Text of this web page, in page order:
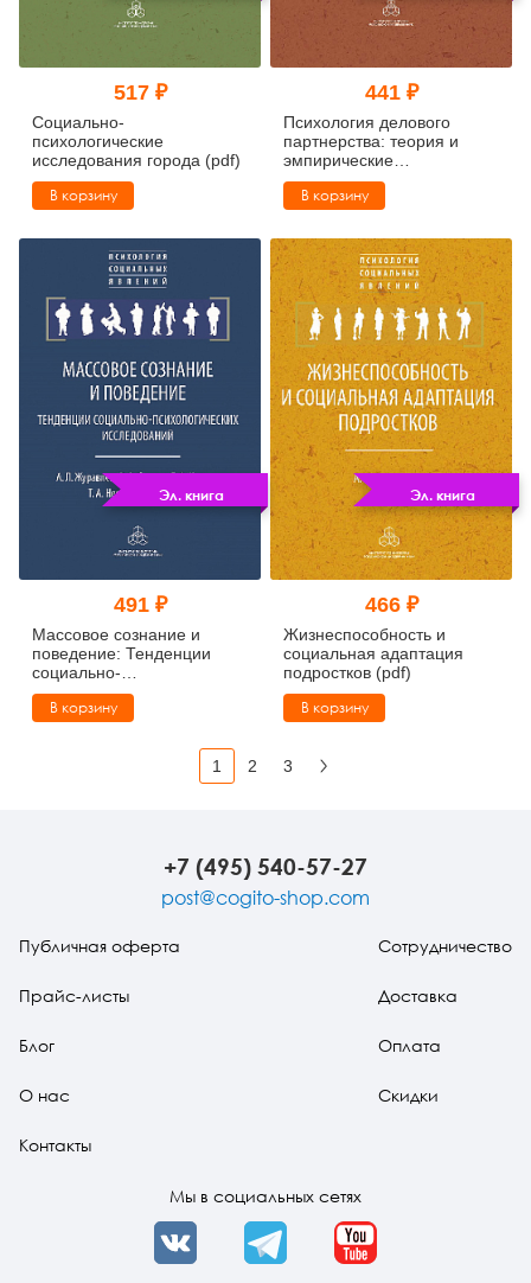
517 ₽
Социально-
психологические
исследования города (pdf)
В корзину
441 ₽
Психология делового
партнерства: теория и
эмпирические
исследования (pdf)
В корзину
Эл. книга
491 ₽
Массовое сознание и
поведение: Тенденции
социально-
психологических
исследований (pdf)
В корзину
Эл. книга
466 ₽
Жизнеспособность и
социальная адаптация
подростков (pdf)
В корзину
1 2 3
+7 (495) 540-57-27
post@cogito-shop.com
Публичная оферта
Прайс-листы
Блог
О нас
Контакты
Сотрудничество
Доставка
Оплата
Скидки
Мы в социальных сетях
VK Telegram YouTube